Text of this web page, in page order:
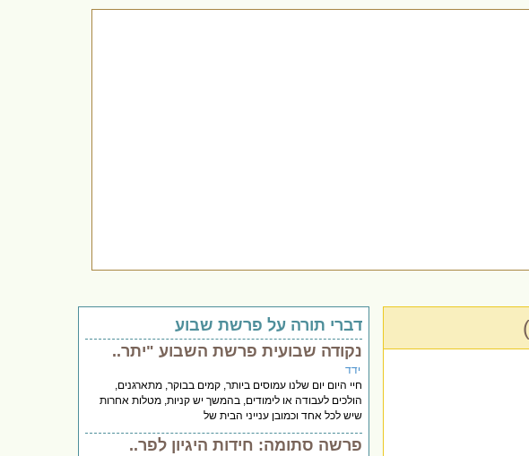
דברי תורה על פרשת שבוע
נקודה שבועית פרשת השבוע "יתר..
ידד
חיי היום יום שלנו עמוסים ביותר, קמים בבוקר, מתארגנים,
הולכים לעבודה או לימודים, בהמשך יש קניות, מטלות אחרות
שיש לכל אחד וכמובן ענייני הבית של
פרשה סתומה: חידות היגיון לפר..